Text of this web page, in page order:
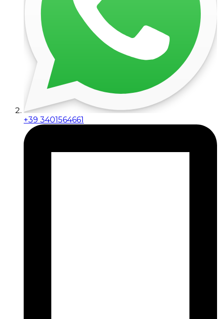
+39 3401564661